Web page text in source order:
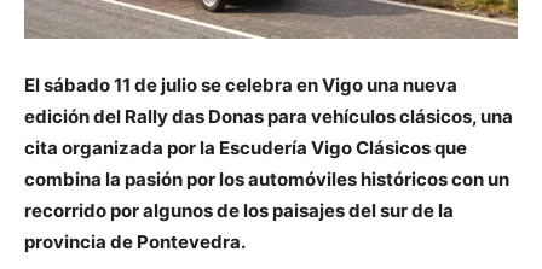
El sábado 11 de julio se celebra en Vigo una nueva
edición del Rally das Donas para vehículos clásicos, una
cita organizada por la Escudería Vigo Clásicos que
combina la pasión por los automóviles históricos con un
recorrido por algunos de los paisajes del sur de la
provincia de Pontevedra.